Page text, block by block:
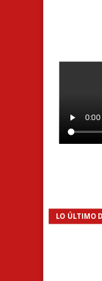
LO ÚLTIMO